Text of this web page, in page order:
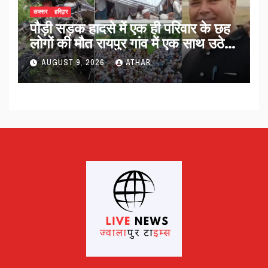
लक्सर हरिद्वार
पौड़ी सड़क हादसे में एक ही परिवार के छह
लोगों की मौत रायपुर गांव में एक साथ उठे
जनाजे…
AUGUST 9, 2026 ATHAR